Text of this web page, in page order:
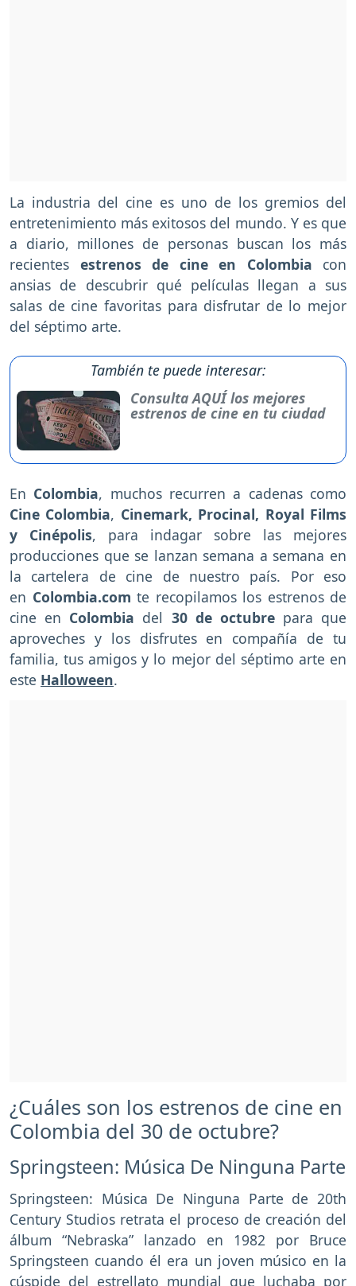
La industria del cine es uno de los gremios del
entretenimiento más exitosos del mundo. Y es que
a diario, millones de personas buscan los más
recientes estrenos de cine en Colombia con
ansias de descubrir qué películas llegan a sus
salas de cine favoritas para disfrutar de lo mejor
del séptimo arte.
También te puede interesar:
Consulta AQUÍ los mejores
estrenos de cine en tu ciudad
En Colombia, muchos recurren a cadenas como
Cine Colombia, Cinemark, Procinal, Royal Films
y Cinépolis, para indagar sobre las mejores
producciones que se lanzan semana a semana en
la cartelera de cine de nuestro país. Por eso
en Colombia.com te recopilamos los estrenos de
cine en Colombia del 30 de octubre para que
aproveches y los disfrutes en compañía de tu
familia, tus amigos y lo mejor del séptimo arte en
este Halloween.
¿Cuáles son los estrenos de cine en
Colombia del 30 de octubre?
Springsteen: Música De Ninguna Parte
Springsteen: Música De Ninguna Parte de 20th
Century Studios retrata el proceso de creación del
álbum “Nebraska” lanzado en 1982 por Bruce
Springsteen cuando él era un joven músico en la
cúspide del estrellato mundial que luchaba por